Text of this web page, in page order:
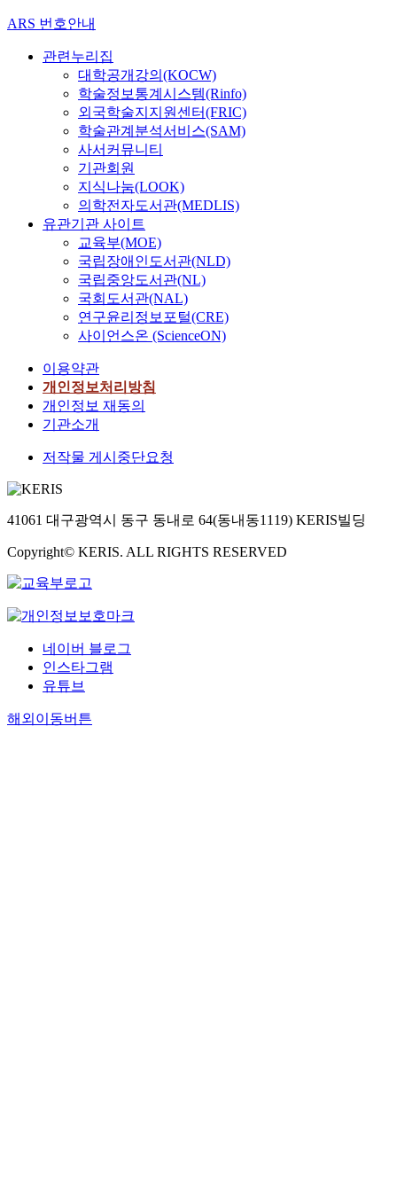
ARS 번호안내
관련누리집
대학공개강의(KOCW)
학술정보통계시스템(Rinfo)
외국학술지지원센터(FRIC)
학술관계분석서비스(SAM)
사서커뮤니티
기관회원
지식나눔(LOOK)
의학전자도서관(MEDLIS)
유관기관 사이트
교육부(MOE)
국립장애인도서관(NLD)
국립중앙도서관(NL)
국회도서관(NAL)
연구윤리정보포털(CRE)
사이언스온 (ScienceON)
이용약관
개인정보처리방침
개인정보 재동의
기관소개
저작물 게시중단요청
41061 대구광역시 동구 동내로 64(동내동1119) KERIS빌딩
Copyright© KERIS. ALL RIGHTS RESERVED
네이버 블로그
인스타그램
유튜브
해외이동버튼